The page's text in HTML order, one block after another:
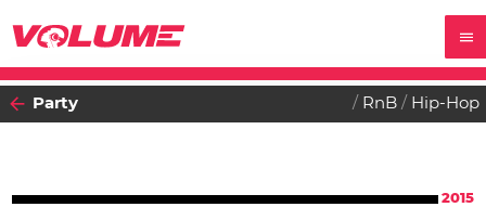
Party RnB Hip-Hop
2015